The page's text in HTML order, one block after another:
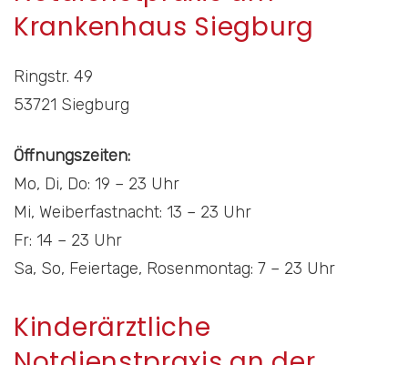
Krankenhaus Siegburg
Ringstr. 49
53721 Siegburg
Öffnungszeiten:
Mo, Di, Do: 19 – 23 Uhr
Mi, Weiberfastnacht: 13 – 23 Uhr
Fr: 14 – 23 Uhr
Sa, So, Feiertage, Rosenmontag: 7 – 23 Uhr
Kinderärztliche